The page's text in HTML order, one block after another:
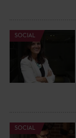
SOCIAL
SOCIAL